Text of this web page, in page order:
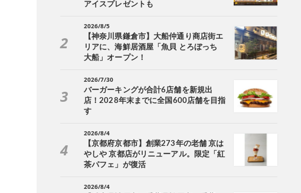
アイスプレゼントも
2026/8/5
【神奈川県鎌倉市】大船仲通り商店街エ
リアに、海鮮居酒屋「魚貝 とろぼっち
大船」オープン！
2026/7/30
バーガーキングが合計6店舗を新規出
店！2028年末までに全国600店舗を目指
す
2026/8/4
【京都府京都市】創業273年の老舗 京は
やしや 京都店がリニューアル。限定「紅
茶パフェ」が復活
2026/8/4